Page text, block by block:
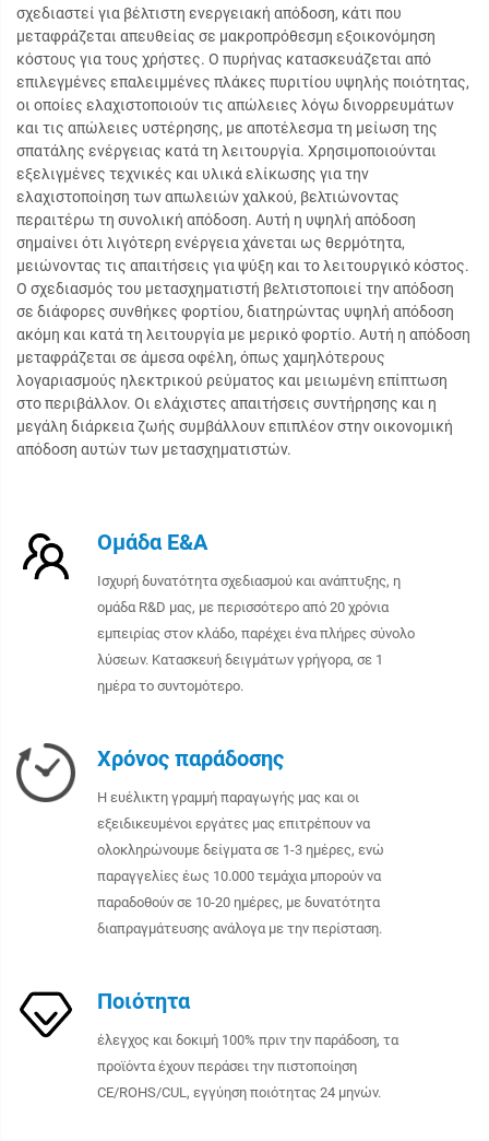
σχεδιαστεί για βέλτιστη ενεργειακή απόδοση, κάτι που
μεταφράζεται απευθείας σε μακροπρόθεσμη εξοικονόμηση
κόστους για τους χρήστες. Ο πυρήνας κατασκευάζεται από
επιλεγμένες επαλειμμένες πλάκες πυριτίου υψηλής ποιότητας,
οι οποίες ελαχιστοποιούν τις απώλειες λόγω δινορρευμάτων
και τις απώλειες υστέρησης, με αποτέλεσμα τη μείωση της
σπατάλης ενέργειας κατά τη λειτουργία. Χρησιμοποιούνται
εξελιγμένες τεχνικές και υλικά ελίκωσης για την
ελαχιστοποίηση των απωλειών χαλκού, βελτιώνοντας
περαιτέρω τη συνολική απόδοση. Αυτή η υψηλή απόδοση
σημαίνει ότι λιγότερη ενέργεια χάνεται ως θερμότητα,
μειώνοντας τις απαιτήσεις για ψύξη και το λειτουργικό κόστος.
Ο σχεδιασμός του μετασχηματιστή βελτιστοποιεί την απόδοση
σε διάφορες συνθήκες φορτίου, διατηρώντας υψηλή απόδοση
ακόμη και κατά τη λειτουργία με μερικό φορτίο. Αυτή η απόδοση
μεταφράζεται σε άμεσα οφέλη, όπως χαμηλότερους
λογαριασμούς ηλεκτρικού ρεύματος και μειωμένη επίπτωση
στο περιβάλλον. Οι ελάχιστες απαιτήσεις συντήρησης και η
μεγάλη διάρκεια ζωής συμβάλλουν επιπλέον στην οικονομική
απόδοση αυτών των μετασχηματιστών.
Ομάδα Ε&Α
Ισχυρή δυνατότητα σχεδιασμού και ανάπτυξης, η
ομάδα R&D μας, με περισσότερο από 20 χρόνια
εμπειρίας στον κλάδο, παρέχει ένα πλήρες σύνολο
λύσεων. Κατασκευή δειγμάτων γρήγορα, σε 1
ημέρα το συντομότερο.
Χρόνος παράδοσης
Η ευέλικτη γραμμή παραγωγής μας και οι
εξειδικευμένοι εργάτες μας επιτρέπουν να
ολοκληρώνουμε δείγματα σε 1-3 ημέρες, ενώ
παραγγελίες έως 10.000 τεμάχια μπορούν να
παραδοθούν σε 10-20 ημέρες, με δυνατότητα
διαπραγμάτευσης ανάλογα με την περίσταση.
Ποιότητα
έλεγχος και δοκιμή 100% πριν την παράδοση, τα
προϊόντα έχουν περάσει την πιστοποίηση
CE/ROHS/CUL, εγγύηση ποιότητας 24 μηνών.